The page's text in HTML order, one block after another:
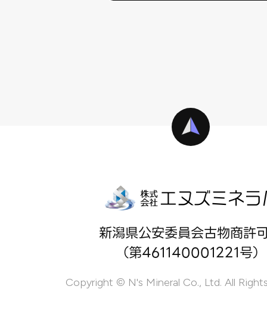
新潟県公安委員会古物商許
（第461140001221号）
Copyright © N's Mineral Co., Ltd. All